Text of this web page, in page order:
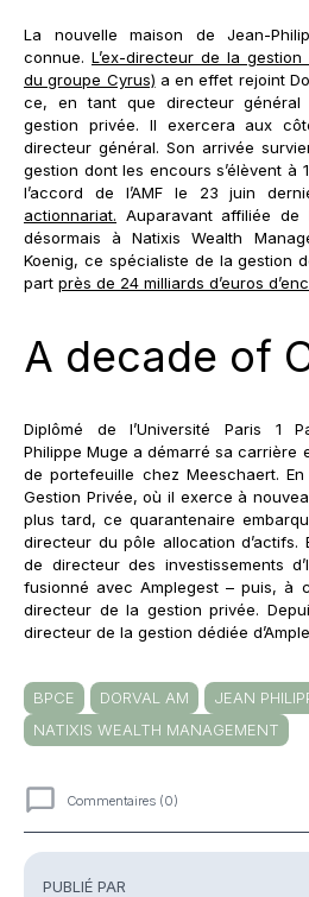
PUBLIÉ PAR
La nouvelle maison de Jean-
connue. L’ex-directeur de la gestion
du groupe Cyrus) a en effet rejoint
ce, en tant que directeur
gestion privée. Il exercera aux
directeur général. Son arrivée
gestion dont les encours s’élèvent à
l’accord de l’AMF le 23 juin
actionnariat. Auparavant affiliée de
désormais à Natixis Wealth
Koenig, ce spécialiste de la gestion
part près de 24 milliards d’euros
A decade of
Diplômé de l’Université Paris 1
Philippe Muge a démarré sa carrière
de portefeuille chez Meeschaert.
Gestion Privée, où il exerce à
plus tard, ce quarantenaire
directeur du pôle allocation d’actifs.
de directeur des investissements
fusionné avec Amplegest – puis, à
directeur de la gestion privée.
directeur de la gestion dédiée
BPCE DORVAL AM
JEAN
NATIXIS WEALTH MANAGEMENT
Commentaires (0)